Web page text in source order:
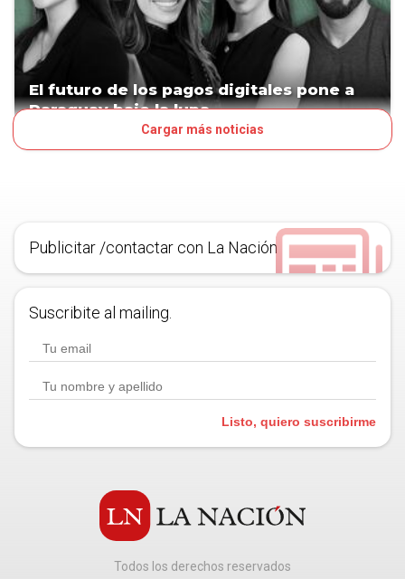
El futuro de los pagos digitales pone a
Paraguay bajo la lupa
Cargar más noticias
Publicitar /contactar con La Nación
Suscribite al mailing.
Listo, quiero suscribirme
Todos los derechos reservados